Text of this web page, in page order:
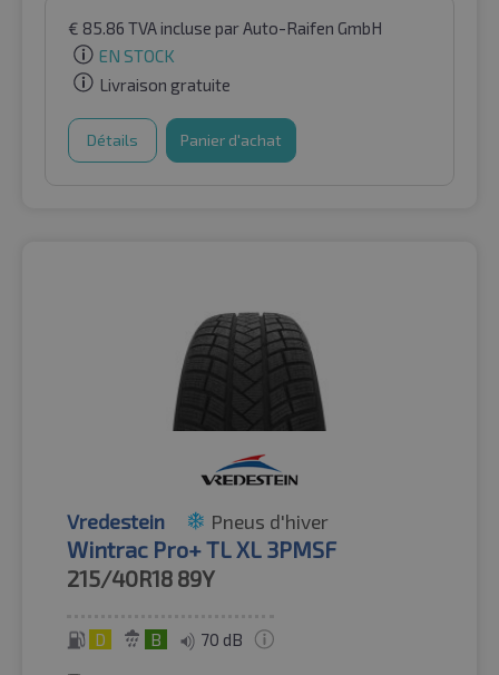
€ 85.86 TVA incluse par Auto-Raifen GmbH
EN STOCK
Livraison gratuite
Détails Panier d'achat
Vredestein Pneus d'hiver
Wintrac Pro+ TL XL 3PMSF
215/40R18 89Y
D B 70 dB